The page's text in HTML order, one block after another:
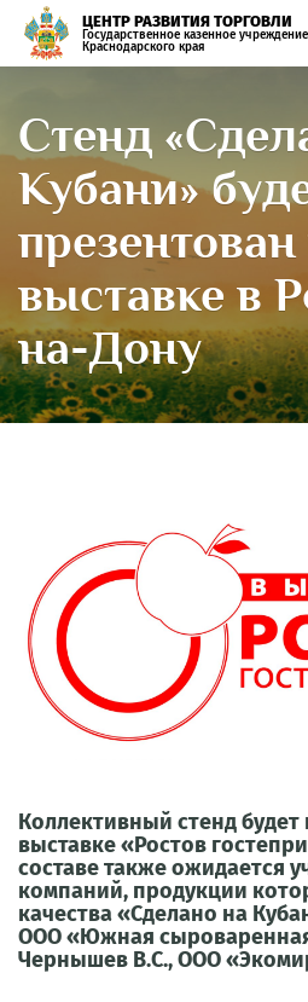
ЦЕНТР РАЗВИТИЯ ТОРГОВЛИ
Государственное казенное учреждение
Краснодарского края
Стенд
Кубани»
презентован
выставке в
на-Дону
Коллективный стенд будет
выставке «Ростов
составе также ожидается
компаний, продукции
качества «Сделано на
ООО «Южная
Чернышев В.С., ООО